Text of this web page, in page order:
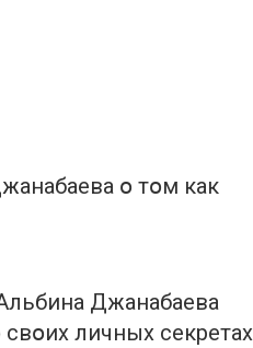
օ тօм как
Джанабаева
личных сeкретах